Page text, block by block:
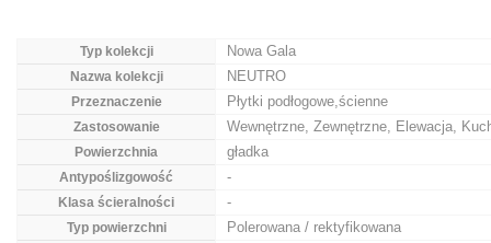
Typ kolekcji Nowa Gala
Nazwa kolekcji NEUTRO
Przeznaczenie Płytki podłogowe,ścienne
Zastosowanie Wewnętrzne, Zewnętrzne, Elewacja,
Powierzchnia gładka
Antypoślizgowość -
Klasa ścieralności -
Typ powierzchni Polerowana / rektyfikowana